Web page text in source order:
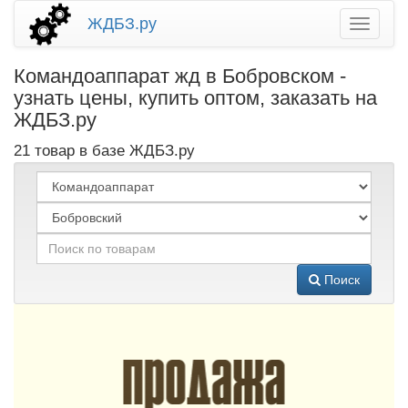
ЖДБЗ.ру
Командоаппарат жд в Бобровском -
узнать цены, купить оптом, заказать на
ЖДБЗ.ру
21 товар в базе ЖДБЗ.ру
Поиск